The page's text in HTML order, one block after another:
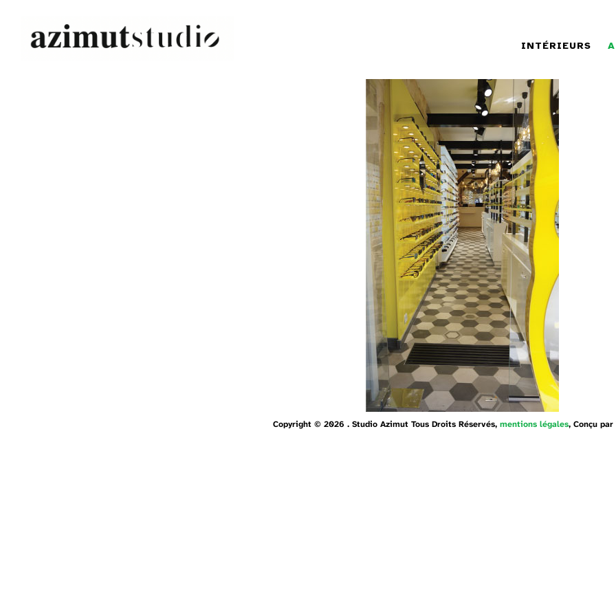
INTÉRIEURS
Copyright © 2026 . Studio Azimut Tous Droits Réservés, mentions légales, Conçu par